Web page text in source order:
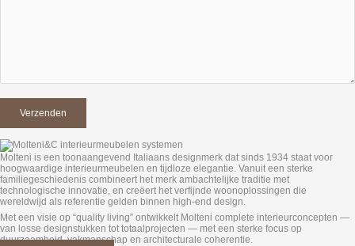
Molteni is een toonaangevend Italiaans designmerk dat sinds 1934 staat voor
hoogwaardige interieurmeubelen en tijdloze elegantie. Vanuit een sterke
familiegeschiedenis combineert het merk ambachtelijke traditie met
technologische innovatie, en creëert het verfijnde woonoplossingen die
wereldwijd als referentie gelden binnen high-end design.
Met een visie op “quality living” ontwikkelt Molteni complete interieurconcepten —
van losse designstukken tot totaalprojecten — met een sterke focus op
duurzaamheid, vakmanschap en architecturale coherentie.